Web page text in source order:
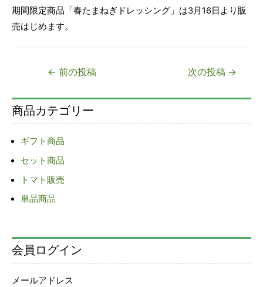
期間限定商品「春たまねぎドレッシング」は3月16日より販
売はじめます。
ナ
ビ
シ
ョ
ン
← 前の投稿 次の投稿 →
商品カテゴリー
ギフト商品
セット商品
トマト販売
単品商品
会員ログイン
メールアドレス